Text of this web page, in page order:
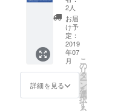
『何度も考
え、悩みま
した。』
2017年3月、
長野県で仕
事がしたい
券1枚
・諏訪
湖カ
ヤック
オリジ
ナルス
テッ
カー ・
お礼状
2人
お届
け予
定：
2019
年07
月
詳細を見る
こ
の
リ
タ
ー
ン
を
選
択
す